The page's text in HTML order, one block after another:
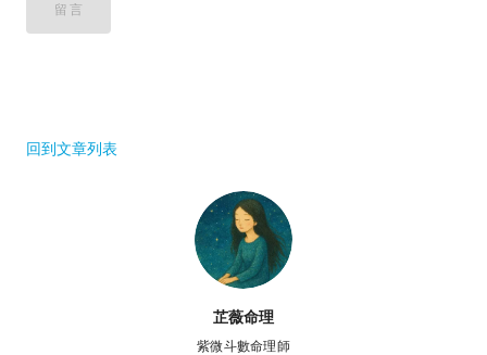
留言
回到文章列表
芷薇命理
紫微斗數命理師